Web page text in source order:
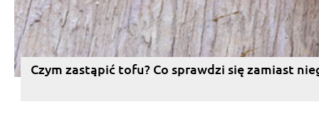
Czym zastąpić tofu? Co sprawdzi się zamiast